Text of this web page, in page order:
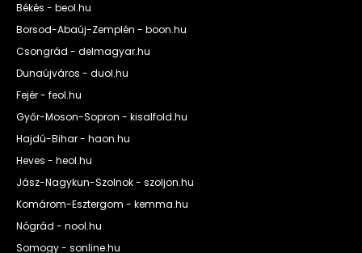
Békés - beol.hu
Borsod-Abaúj-Zemplén - boon.hu
Csongrád - delmagyar.hu
Dunaújváros - duol.hu
Fejér - feol.hu
Győr-Moson-Sopron - kisalfold.hu
Hajdú-Bihar - haon.hu
Heves - heol.hu
Jász-Nagykun-Szolnok - szoljon.hu
Komárom-Esztergom - kemma.hu
Nógrád - nool.hu
Somogy - sonline.hu